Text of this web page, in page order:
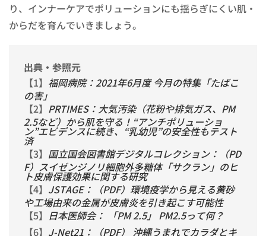
り、インナーケアでポリューションにも揺らぎにくい肌・
からだを育んでいきましょう。
出典・参照元
【1】 福岡病院：2021年6月度 今月の特集「たばこ
の害」
【2】 PRTIMES：大気汚染（花粉や排気ガス、PM
2.5など）から肌を守る！“アンチポリューショ
ン”エビデンスに続き、“乳幼児”の安全性もテスト
済
【3】 国立国会図書館デジタルコレクション：（PD
F）スイゼンジノリ細胞外多糖体「サクラン」のヒ
ト皮膚保護効果に関する研究
【4】 JSTAGE：（PDF）環境疫学から見える黄砂
や工場由来の金属が皮膚炎を引き起こす可能性
【5】 日本医師会： 「PM 2.5」 PM2.5って何？
【6】 J-Net21：（PDF） 沖縄うまれでカラダとキ